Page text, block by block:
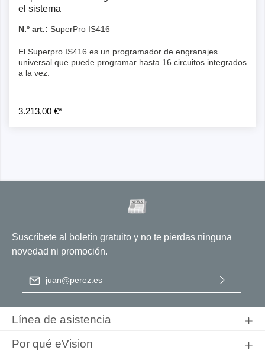
el sistema
N.º art.: SuperPro IS416
El Superpro IS416 es un programador de engranajes
universal que puede programar hasta 16 circuitos integrados
a la vez.
3.213,00 €*
Suscríbete al boletín gratuito y no te pierdas ninguna
novedad ni promoción.
Dirección de correo electrónico
términos y condiciones generales
Línea de asistencia
Por qué eVision